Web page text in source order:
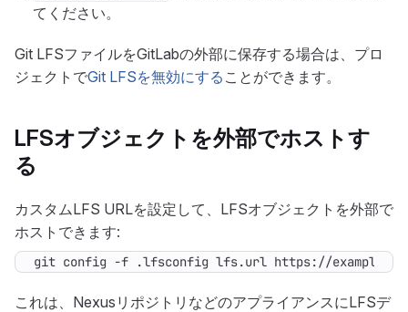
てください。
Git LFSファイルをGitLabの外部に保存する場合は、プロ
ジェクトでGit LFSを無効にする ことができます。
LFSオブジェクトを外部でホストす
る
カスタムLFS URLを設定して、LFSオブジェクトを外部で
ホストできます:
git config -f .lfsconfig lfs.url https://
これは、NexusリポジトリなどのアプライアンスにLFSデ